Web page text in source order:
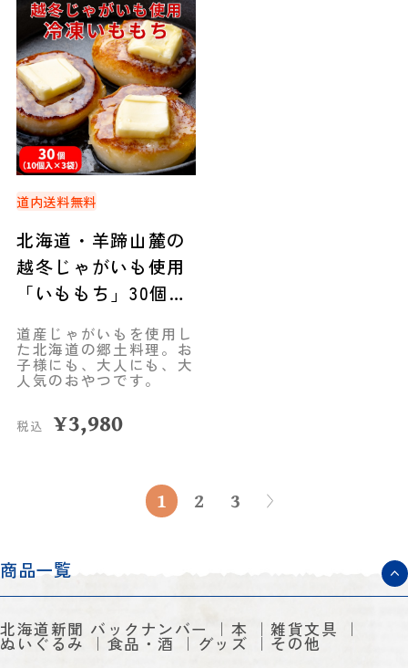
道内送料無料
北海道・羊蹄山麓の
越冬じゃがいも使用
「いももち」30個
栄水産
道産じゃがいもを使用し
た北海道の郷土料理。お
子様にも、大人にも、大
人気のおやつです。
税込 ¥3,980
1 2 3
商品一覧
北海道新聞 バックナンバー 本 雑貨文具
ぬいぐるみ 食品・酒 グッズ その他